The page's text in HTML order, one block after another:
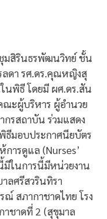
มสิรินธรพัฒนวิทย์ ชั้น
ลดา รศ.ดร.คุณหญิงสุ
พิธี โดยมี ผศ.ดร.สัน
ณะผู้บริหาร ผู้อำนวย
กรสถาบัน ร่วมแสดง
ธีมอบประกาศนียบัตร
ารดูแล (Nurses’
มีในการนี้มีหน่วยงาน
ลศรีสวรินทิรา
ณ์ สภากาชาดไทย โรง
ชาดที่ 2 (สุขุมาล